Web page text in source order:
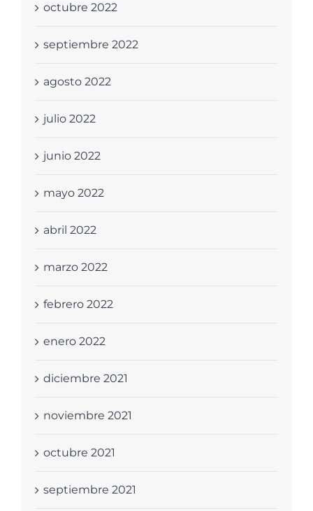
octubre 2022
septiembre 2022
agosto 2022
julio 2022
junio 2022
mayo 2022
abril 2022
marzo 2022
febrero 2022
enero 2022
diciembre 2021
noviembre 2021
octubre 2021
septiembre 2021